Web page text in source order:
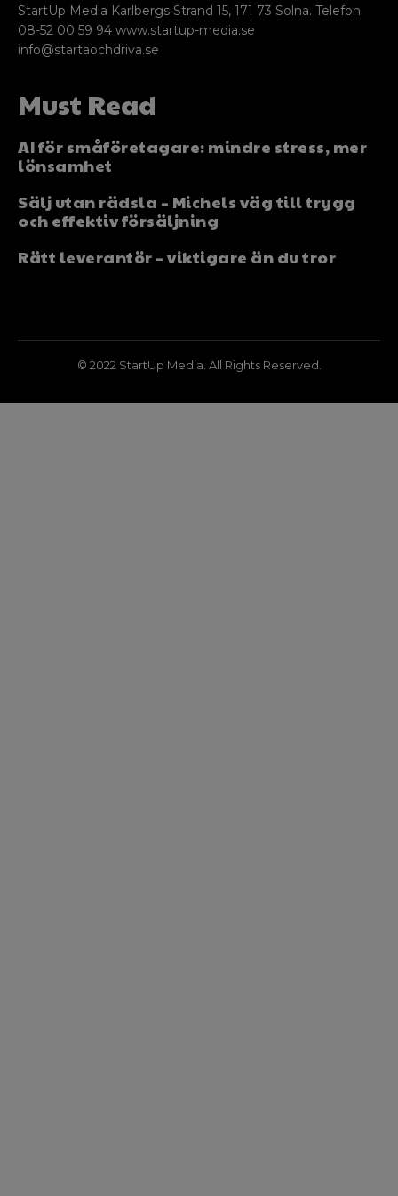
StartUp Media Karlbergs Strand 15, 171 73 Solna. Telefon
08-52 00 59 94 www.startup-media.se
info@startaochdriva.se
Must Read
AI för småföretagare: mindre stress, mer
lönsamhet
Sälj utan rädsla – Michels väg till trygg
och effektiv försäljning
Rätt leverantör – viktigare än du tror
© 2022 StartUp Media. All Rights Reserved.